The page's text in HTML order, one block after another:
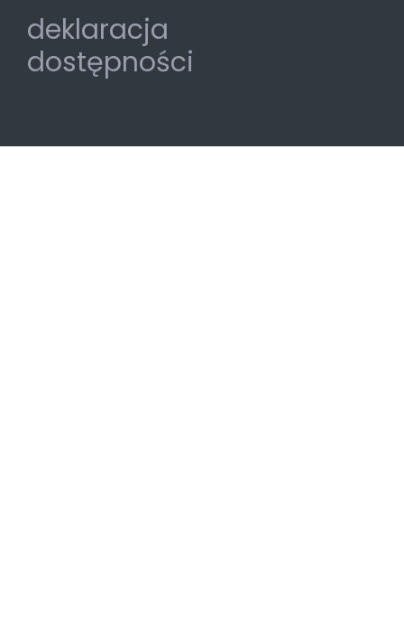
deklaracja
dostępności